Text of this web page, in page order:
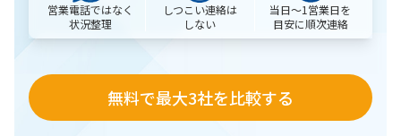
営業電話ではなく
状況整理
しつこい連絡は
しない
当日〜1営業日を
目安に順次連絡
無料で最大3社を比較する